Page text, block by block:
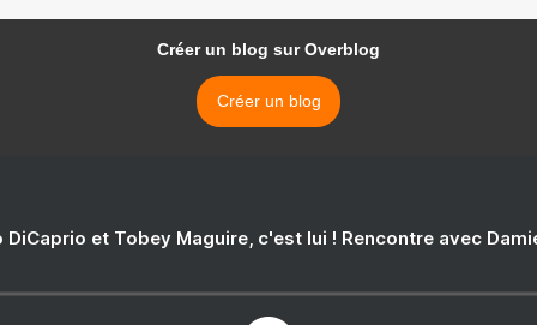
Créer un blog sur Overblog
Créer un blog
DiCaprio et Tobey Maguire, c'est lui ! Rencontre avec